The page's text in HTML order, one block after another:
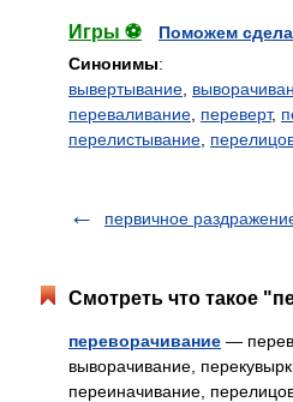
Игры ⚽
Поможем
Синонимы:
вывертывание
переваливание переверт,
перелистывание
первичное
Смотреть что такое
переворачивание —
выворачивание,
переиначивание,